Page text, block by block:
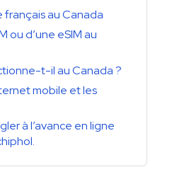
au Canada
ou d’une eSIM au
t-il au Canada ?
mobile et les
à l’avance en ligne